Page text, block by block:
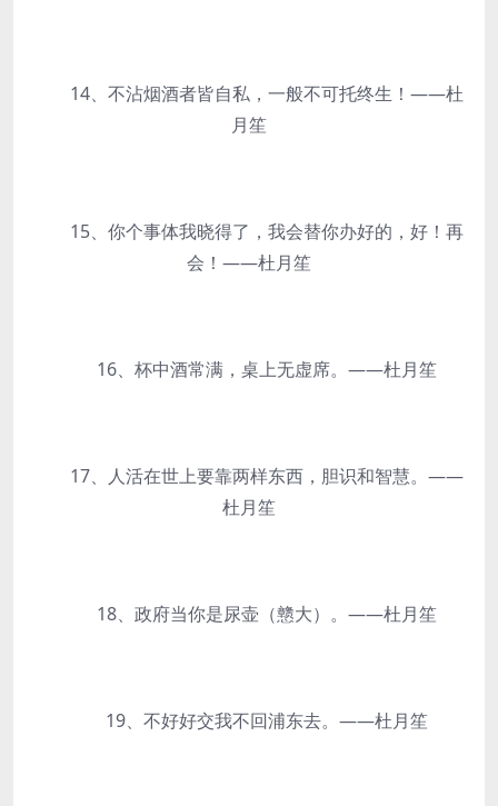
14、不沾烟酒者皆自私，一般不可托终生！——杜
月笙
15、你个事体我晓得了，我会替你办好的，好！再
会！——杜月笙
16、杯中酒常满，桌上无虚席。——杜月笙
17、人活在世上要靠两样东西，胆识和智慧。——
杜月笙
18、政府当你是尿壶（戆大）。——杜月笙
19、不好好交我不回浦东去。——杜月笙